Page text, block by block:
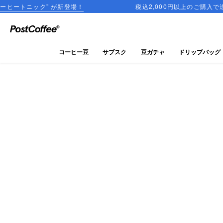
が新登場！ 税込2,000円以上のご購入で送料無料
close
コーヒー豆 サブスク 豆ガチャ ドリップバッグ